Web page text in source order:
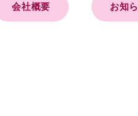
会社概要 お知